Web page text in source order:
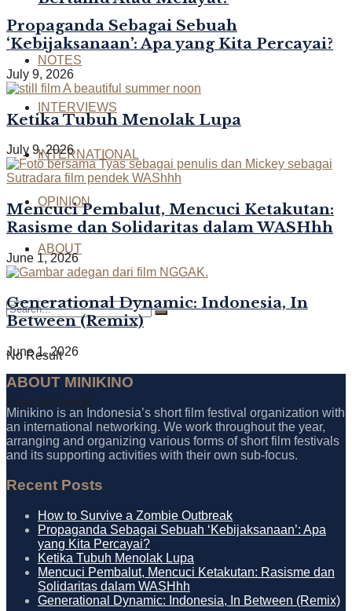
NOTES
INTERVIEWS
INTERNATIONAL
OPINION
ABOUT
No Result
View All Result
Propaganda Sebagai Sebuah
‘Kebijaksanaan’: Apa yang Kita Percayai?
July 9, 2026
Ketika Tubuh Menolak Lupa
July 9, 2026
Mencuci Pembalut, Mencuci Ketakutan:
Rasisme dan Solidaritas dalam WASHhh
June 1, 2026
Generational Dynamic: Indonesia, In
Between (Remix)
June 1, 2026
ABOUT MINIKINO
Minikino is an Indonesia’s short film festival organization with
an international networking. We work throughout the year,
arranging and organizing various forms of short film festivals
and its supporting activities with their own sub-focus.
Recent Posts
How to Survive a Zombie Outbreak
Propaganda Sebagai Sebuah ‘Kebijaksanaan’: Apa
yang Kita Percayai?
Ketika Tubuh Menolak Lupa
Mencuci Pembalut, Mencuci Ketakutan: Rasisme dan
Solidaritas dalam WASHhh
Generational Dynamic: Indonesia, In Between (Remix)